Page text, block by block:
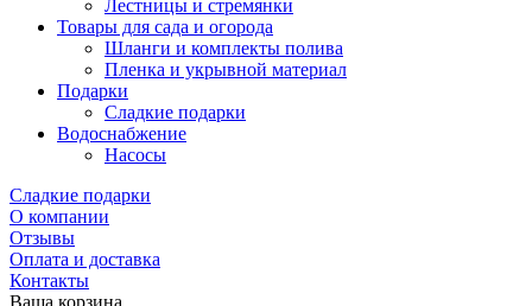
Лестницы и стремянки
Товары для сада и огорода
Шланги и комплекты полива
Пленка и укрывной материал
Подарки
Cладкие подарки
Водоснабжение
Насосы
Сладкие подарки
О компании
Отзывы
Оплата и доставка
Контакты